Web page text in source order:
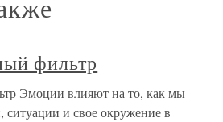
фильтр
Эмоции влияют на то, как мы
и свое окружение в